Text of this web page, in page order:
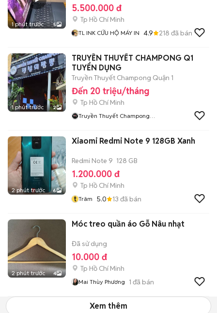
1 phút trước 5
5.500.000 đ
Tp Hồ Chí Minh
TL INK CỨU HỘ MÁY IN 4.9 218 đã bán
1 phút trước 2
TRUYỀN THUYẾT CHAMPONG Q1
TUYỂN DỤNG
Truyền Thuyết Champong Quận 1
Đến 20 triệu/tháng
Tp Hồ Chí Minh
Truyền Thuyết Champong
2 phút trước 6
Xiaomi Redmi Note 9 128GB Xanh
Redmi Note 9 128 GB
1.200.000 đ
Tp Hồ Chí Minh
t Trâm 5.0 13 đã bán
2 phút trước 4
Móc treo quần áo Gỗ Nâu nhạt
Đã sử dụng
10.000 đ
Tp Hồ Chí Minh
Mai Thùy Phương 1 đã bán
Xem thêm